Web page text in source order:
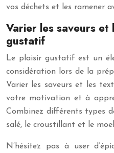
vos déchets et les ramener
Varier les saveurs
gustatif
Le plaisir gustatif est un
considération lors de la
Varier les saveurs et les
votre motivation et à
Combinez différents types
salé, le croustillant et le
N’hésitez pas à user